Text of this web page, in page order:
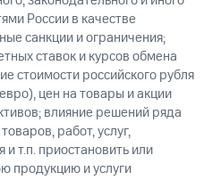
России в качестве
санкции и ограничения;
ставок и курсов обмена
стоимости российского рубля
цен на товары и акции
влияние решений ряда
работ, услуг,
т.п. приостановить или
продукцию и услуги